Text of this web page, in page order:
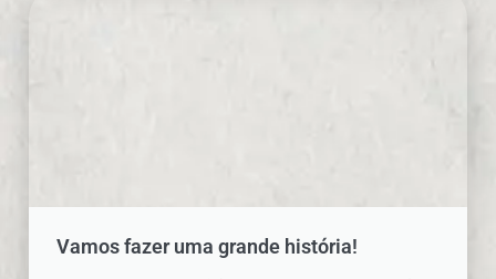
Vamos fazer uma grande história!